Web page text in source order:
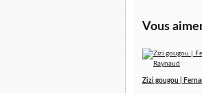
Vous
Zizi gougou |